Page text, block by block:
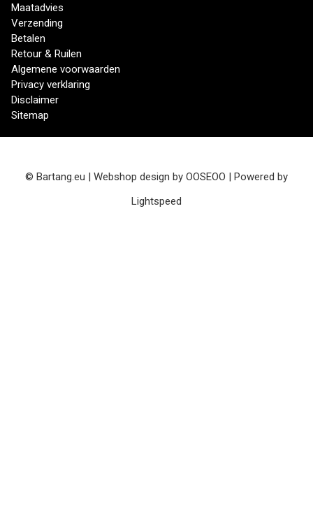
Maatadvies
Verzending
Betalen
Retour & Ruilen
Algemene voorwaarden
Privacy verklaring
Disclaimer
Sitemap
© Bartang.eu | Webshop design by OOSEOO | Powered by
Lightspeed